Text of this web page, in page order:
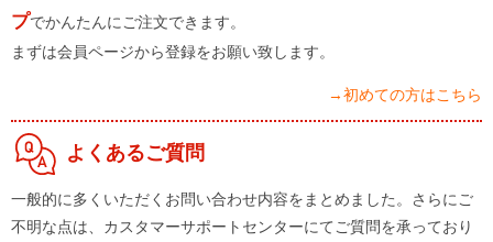
プでかんたんにご注文できます。
まずは会員ページから登録をお願い致します。
→初めての方はこちら
よくあるご質問
一般的に多くいただくお問い合わせ内容をまとめました。さらにご
不明な点は、カスタマーサポートセンターにてご質問を承っており